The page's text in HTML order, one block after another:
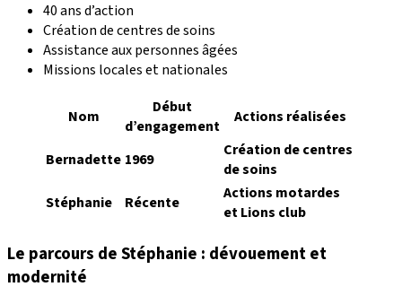
40 ans d’action
Création de centres de soins
Assistance aux personnes âgées
Missions locales et nationales
Nom
Début
d’engagement
Actions réalisées
Bernadette 1969
Création de centres
de soins
Stéphanie
Récente
Actions motardes
et Lions club
Le parcours de Stéphanie : dévouement et
modernité